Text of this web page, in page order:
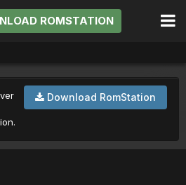
ROMSTATION
Download RomStation